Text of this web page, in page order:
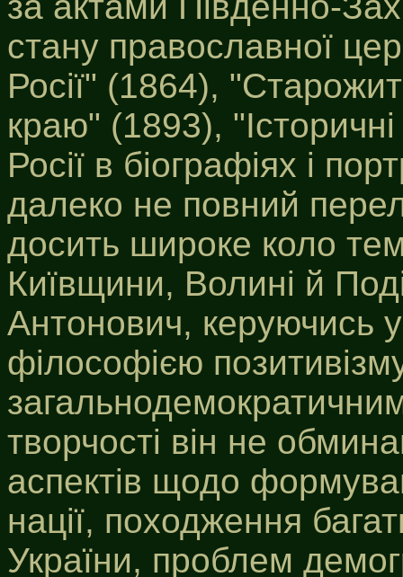
стану православної
Росії" (1864),
краю" (1893), "Історичні
Росії в біографіях і
далеко не повний
досить широке коло тем
Київщини, Волині й
Антонович, керуючись у
філософією
творчості він не
аспектів щодо
нації, походження
України, проблем